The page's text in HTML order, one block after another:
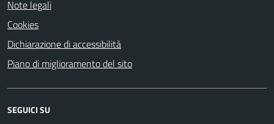
Note legali
Cookies
Dichiarazione di accessibilità
Piano di miglioramento del sito
SEGUICI SU